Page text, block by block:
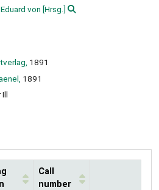
von [Hrsg.]
1891
1891
Ill
Call
number